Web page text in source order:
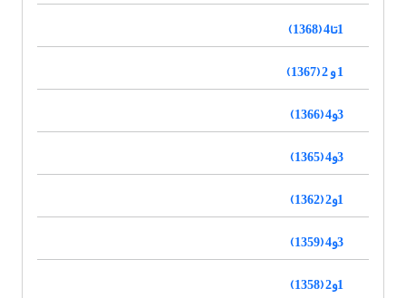
1تا4 (1368)
1 و 2 (1367)
3و4 (1366)
3و4 (1365)
1و2 (1362)
3و4 (1359)
1و2 (1358)